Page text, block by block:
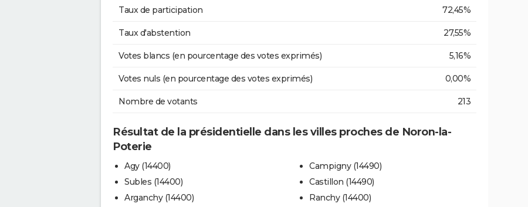
Taux de participation 72,45%
Taux d'abstention 27,55%
Votes blancs (en pourcentage des votes exprimés) 5,16%
Votes nuls (en pourcentage des votes exprimés) 0,00%
Nombre de votants 213
Résultat de la présidentielle dans les villes proches de Noron-la-
Poterie
Agy (14400)
Subles (14400)
Arganchy (14400)
Campigny (14490)
Castillon (14490)
Ranchy (14400)